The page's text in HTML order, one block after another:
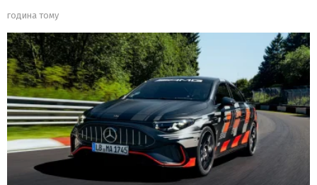
година тому